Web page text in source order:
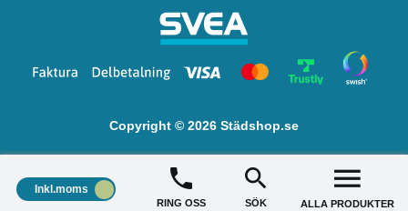
Copyright © 2026 Städshop.se
Inkl.moms
RING OSS SÖK ALLA PRODUKTER